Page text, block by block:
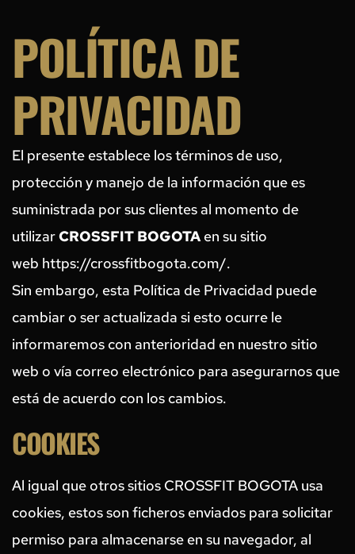
POLÍTICA DE
PRIVACIDAD
El presente establece los términos de uso,
protección y manejo de la información que es
suministrada por sus clientes al momento de
utilizar CROSSFIT BOGOTA en su sitio
web https://crossfitbogota.com/.
Sin embargo, esta Política de Privacidad puede
cambiar o ser actualizada si esto ocurre le
informaremos con anterioridad en nuestro sitio
web o vía correo electrónico para asegurarnos que
está de acuerdo con los cambios.
COOKIES
Al igual que otros sitios CROSSFIT BOGOTA usa
cookies, estos son ficheros enviados para solicitar
permiso para almacenarse en su navegador, al